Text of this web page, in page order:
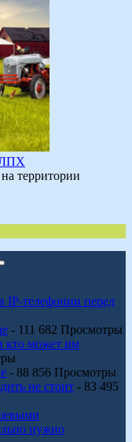
ЛПХ
территории
IP-телефонии перед
- 111 682 Просмотры
кто может им
- 88 856 Просмотры
не стоит - 83 495
нужно